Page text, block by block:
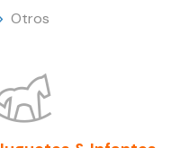
Otros